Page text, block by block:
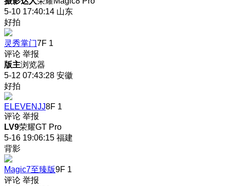
5-10 17:40:14 山东
好拍
灵秀掌门7F 1
评论 举报
版主浏览器
5-12 07:43:28 安徽
好拍
ELEVENJJ8F 1
评论 举报
LV9荣耀GT Pro
5-16 19:06:15 福建
背影
Magic7至臻版9F 1
评论 举报